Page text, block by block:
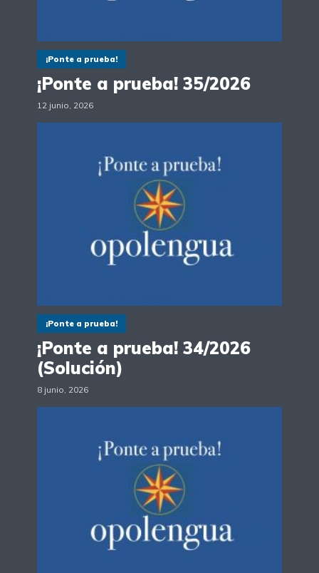
¡Ponte a prueba!
¡Ponte a prueba! 35/2026
12 junio, 2026
¡Ponte a prueba!
¡Ponte a prueba! 34/2026
(Solución)
8 junio, 2026